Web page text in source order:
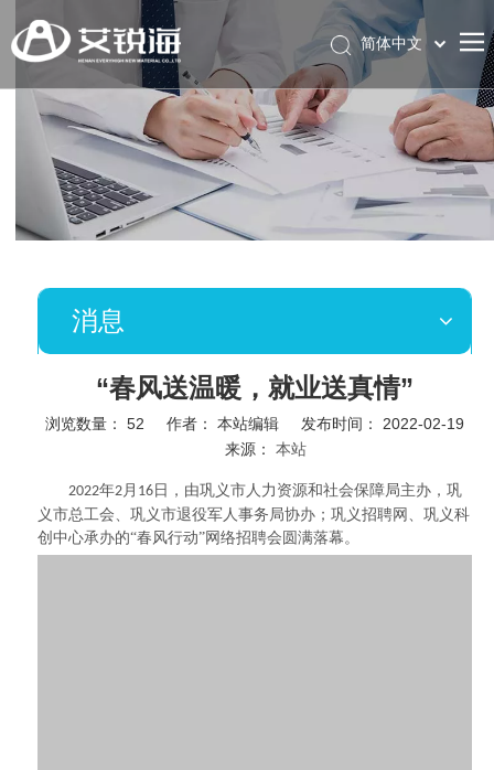
简体中文
English
消息
“春风送温暖，就业送真情”
浏览数量： 52 作者： 本站编辑 发布时间： 2022-02-19
来源： 本站
["wechat","weibo","qzone","douban","email"]
2022年2月 16 日，由巩义市人力资源和社会保障局主办，巩
义市总工会、巩义市退役军人事务局协办；巩义招聘网、巩义科
创中心承办的“春风行动”网络招聘会圆满落幕。